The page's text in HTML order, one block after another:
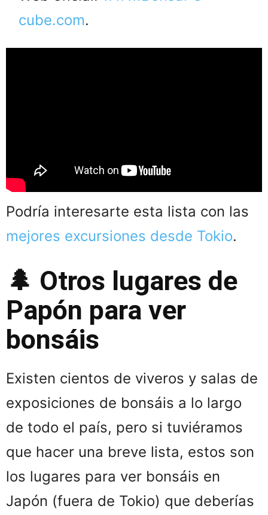
cube.com.
Podría interesarte esta lista con las
mejores excursiones desde Tokio.
🌲 Otros lugares de
Papón para ver
bonsáis
Existen cientos de viveros y salas de
exposiciones de bonsáis a lo largo
de todo el país, pero si tuviéramos
que hacer una breve lista, estos son
los lugares para ver bonsáis en
Japón (fuera de Tokio) que deberías